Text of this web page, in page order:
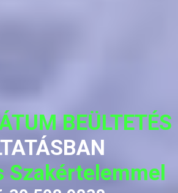
BEÜLTETÉS
Szakértelemmel